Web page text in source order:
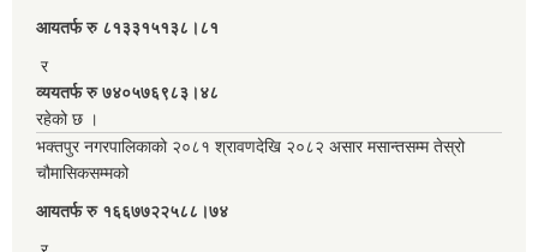
आयतर्फ रु‌ ८१३३१५१३८।८१
र
व्ययतर्फ रु ७४०५७६९८३।४८
रहेको छ ।
भक्तपुर नगरपालिकाको २०८१ श्रावणदेखि २०८२ असार मसान्तसम्म तेस्रो
चौमासिकसम्मको
आयतर्फ रु‌ १६६७७२२५८८।७४